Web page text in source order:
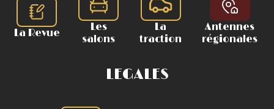
La Revue
Les
salons
La
traction
Antennes
régionales
LEGALES